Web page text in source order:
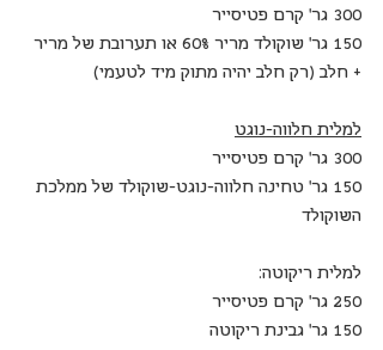
300 גר' קרם פטיסייר
150 גר' שוקולד מריר 60% או תערובת של מריר
+ חלב (רק חלב יהיה מתוק מיד לטעמי)
למלית חלווה-נוגט
300 גר' קרם פטיסייר
150 גר' טחינה חלווה-נוגט-שוקולד של ממלכת
השוקולד
למלית ריקוטה:
250 גר' קרם פטיסייר
150 גר' גבינת ריקוטה